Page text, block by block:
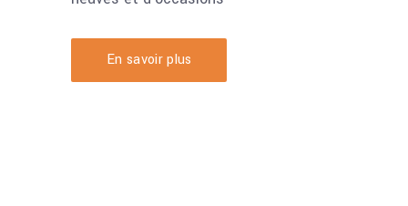
En savoir plus